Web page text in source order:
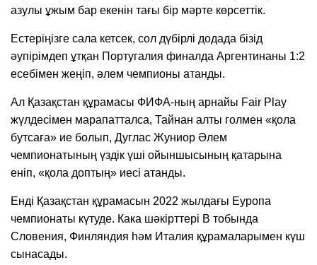
азулы ұжым бар екенін тағы бір мәрте көрсеттік.
Естеріңізге сала кетсек, сол дүбірлі додада бізід
әупірімдеп ұтқан Португалия финалда Аргентинаны 1:2
есебімен жеңіп, әлем чемпионы атанды.
Ал Қазақстан құрамасы ФИФА-ның арнайы Fair Play
жүлдесімен марапатталса, Тайнан алты голмен «қола
бутсаға» ие болып, Дуглас Жуниор Әлем
чемпионатының үздік үші ойыншысының қатарына
еніп, «қола доптың» иесі атанды.
Енді Қазақстан құрамасын 2022 жылдағы Еуропа
чемпионаты күтуде. Кака шәкірттері В тобында
Словения, Финляндия һәм Италия құрамаларымен күш
сынасады.